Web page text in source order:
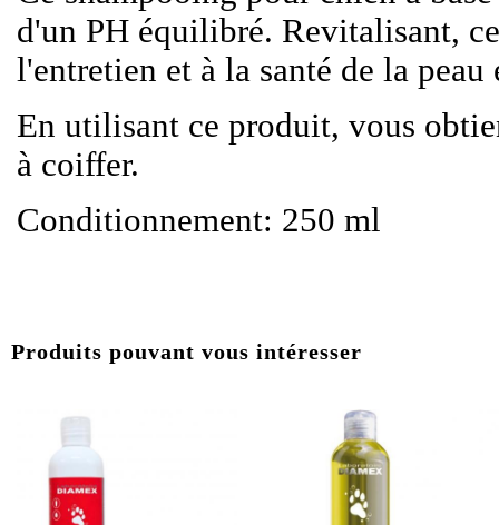
d'un PH équilibré. Revitalisant,
l'entretien et à la santé de la
En utilisant ce produit, vous
à coiffer.
Conditionnement: 250 ml
Produits pouvant vous intéresser